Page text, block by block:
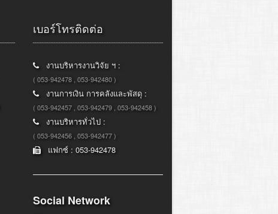
เบอร์โทรติดต่อ
งานบริหารงานวิจัย ฯ :
( 053-942478 , 053-942480 )
งานการเงิน การคลังและพัสดุ :
( 053-942457 , 053-942479 , 053-942458 )
งานบริหารทั่วไป :
( 053-942456 , 053-942477 )
แฟกซ์ : 053-942478
Social Network